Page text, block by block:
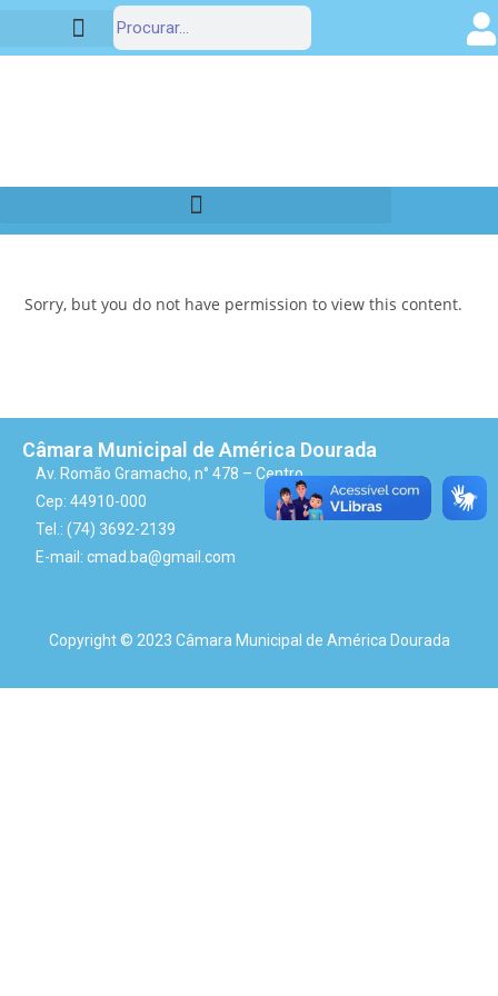
Sorry, but you do not have permission to view this content.
Câmara Municipal de América Dourada
Av. Romão Gramacho, n° 478 – Centro
Cep: 44910-000
Tel.: (74) 3692-2139
E-mail: cmad.ba@gmail.com
Copyright © 2023 Câmara Municipal de América Dourada